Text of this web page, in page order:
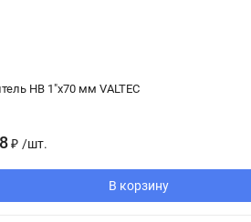
НВ 1"х70 мм VALTEC
₽ /шт.
В корзину